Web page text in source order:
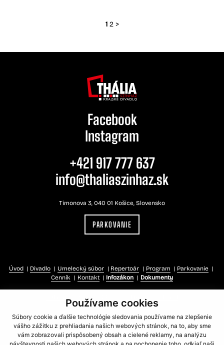
Používame cookies
Súbory cookie a ďalšie technológie sledovania používame na zlepšenie
vášho zážitku z prehliadania našich webových stránok, na to, aby sme
vám zobrazovali prispôsobený obsah a cielené reklamy, na analýzu
1 2 >
Facebook
Instagram
+421 917 777 637
info@thaliaszinhaz.sk
Timonova 3, 040 01 Košice, Slovensko
PARKOVANIE
Úvod Divadlo Umelecký súbor Repertoár Program
Parkovanie
Cenník
Kontakt Infozákon Dokumenty
Súkromná zóna